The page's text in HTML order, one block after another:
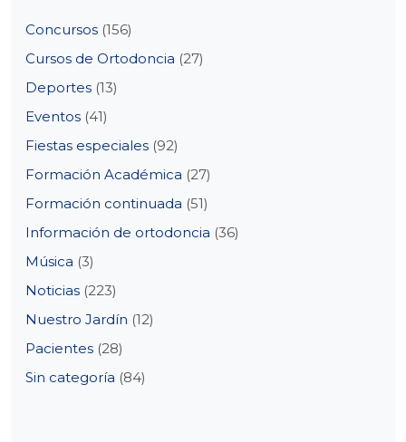
Concursos (156)
Cursos de Ortodoncia (27)
Deportes (13)
Eventos (41)
Fiestas especiales (92)
Formación Académica (27)
Formación continuada (51)
Información de ortodoncia (36)
Música (3)
Noticias (223)
Nuestro Jardín (12)
Pacientes (28)
Sin categoría (84)